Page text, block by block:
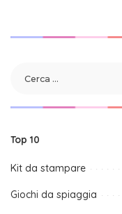
Top 10
Kit da stampare
Giochi da spiaggia